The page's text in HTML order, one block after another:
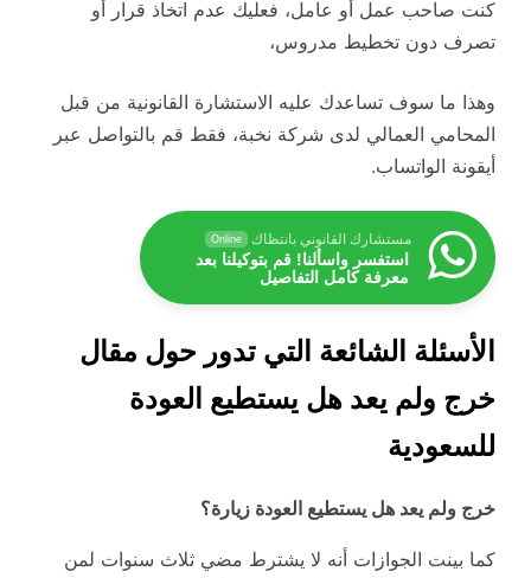
كنت صاحب عمل أو عامل، فعليك عدم اتخاذ قرار أو
تصرف دون تخطيط مدروس،
وهذا ما سوف تساعدك عليه الاستشارة القانونية من قبل
المحامي العمالي لدى شركة نخبة، فقط قم بالتواصل عبر
أيقونة الواتساب.
مستشارك القانوني بانتظاك Online
استفسر واسألنا! قم بتوكيلنا بعد
معرفة كامل التفاصيل
الأسئلة الشائعة التي تدور حول مقال
خرج ولم يعد هل يستطيع العودة
للسعودية
خرج ولم يعد هل يستطيع العودة زيارة؟
كما بينت الجوازات أنه لا يشترط مضي ثلاث سنوات لمن